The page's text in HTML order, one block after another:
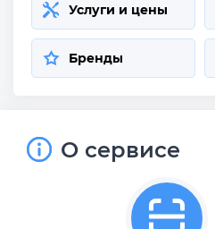
Услуги и цены
Бренды
О сервисе